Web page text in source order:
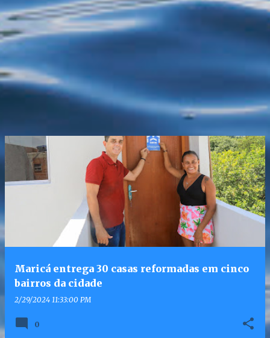
Maricá entrega 30 casas reformadas em cinco
bairros da cidade
2/29/2024 11:33:00 PM
0